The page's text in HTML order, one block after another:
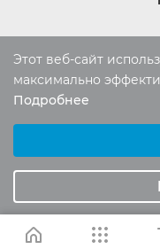
Этот веб-сайт
максимально
Подробнее
Аналитические/